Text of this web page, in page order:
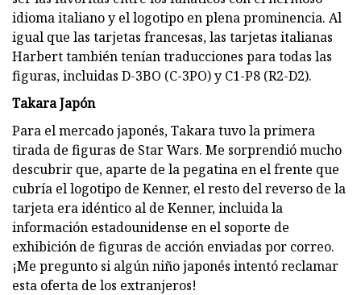
idioma italiano y el logotipo en plena prominencia. Al
igual que las tarjetas francesas, las tarjetas italianas
Harbert también tenían traducciones para todas las
figuras, incluidas D-3BO (C-3PO) y C1-P8 (R2-D2).
Takara Japón
Para el mercado japonés, Takara tuvo la primera
tirada de figuras de Star Wars. Me sorprendió mucho
descubrir que, aparte de la pegatina en el frente que
cubría el logotipo de Kenner, el resto del reverso de la
tarjeta era idéntico al de Kenner, incluida la
información estadounidense en el soporte de
exhibición de figuras de acción enviadas por correo.
¡Me pregunto si algún niño japonés intentó reclamar
esta oferta de los extranjeros!